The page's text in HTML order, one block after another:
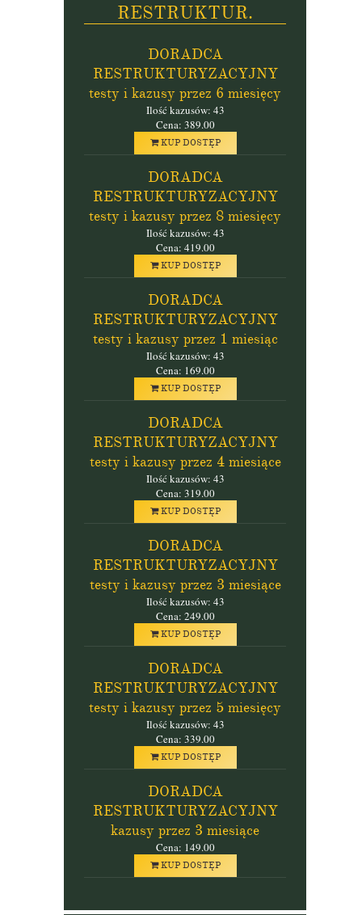
RESTRUKTUR.
DORADCA
RESTRUKTURYZACYJNY
testy i kazusy przez 6 miesięcy
Ilość kazusów: 43
Cena: 389.00
KUP DOSTĘP
DORADCA
RESTRUKTURYZACYJNY
testy i kazusy przez 8 miesięcy
Ilość kazusów: 43
Cena: 419.00
KUP DOSTĘP
DORADCA
RESTRUKTURYZACYJNY
testy i kazusy przez 1 miesiąc
Ilość kazusów: 43
Cena: 169.00
KUP DOSTĘP
DORADCA
RESTRUKTURYZACYJNY
testy i kazusy przez 4 miesiące
Ilość kazusów: 43
Cena: 319.00
KUP DOSTĘP
DORADCA
RESTRUKTURYZACYJNY
testy i kazusy przez 3 miesiące
Ilość kazusów: 43
Cena: 249.00
KUP DOSTĘP
DORADCA
RESTRUKTURYZACYJNY
testy i kazusy przez 5 miesięcy
Ilość kazusów: 43
Cena: 339.00
KUP DOSTĘP
DORADCA
RESTRUKTURYZACYJNY
kazusy przez 3 miesiące
Cena: 149.00
KUP DOSTĘP